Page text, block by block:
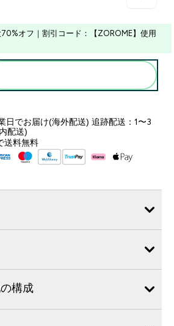
オフ｜割引コード：【ZOROME】使用
price
日でお届け(海外配送) 追跡配送：1〜3
配送)
送料無料
構成